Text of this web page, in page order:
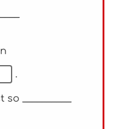
.
__________